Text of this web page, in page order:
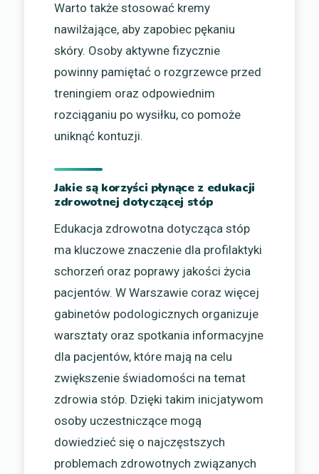
Warto także stosować kremy
nawilżające, aby zapobiec pękaniu
skóry. Osoby aktywne fizycznie
powinny pamiętać o rozgrzewce przed
treningiem oraz odpowiednim
rozciąganiu po wysiłku, co pomoże
uniknąć kontuzji.
Jakie są korzyści płynące z edukacji
zdrowotnej dotyczącej stóp
Edukacja zdrowotna dotycząca stóp
ma kluczowe znaczenie dla profilaktyki
schorzeń oraz poprawy jakości życia
pacjentów. W Warszawie coraz więcej
gabinetów podologicznych organizuje
warsztaty oraz spotkania informacyjne
dla pacjentów, które mają na celu
zwiększenie świadomości na temat
zdrowia stóp. Dzięki takim inicjatywom
osoby uczestniczące mogą
dowiedzieć się o najczęstszych
problemach zdrowotnych związanych